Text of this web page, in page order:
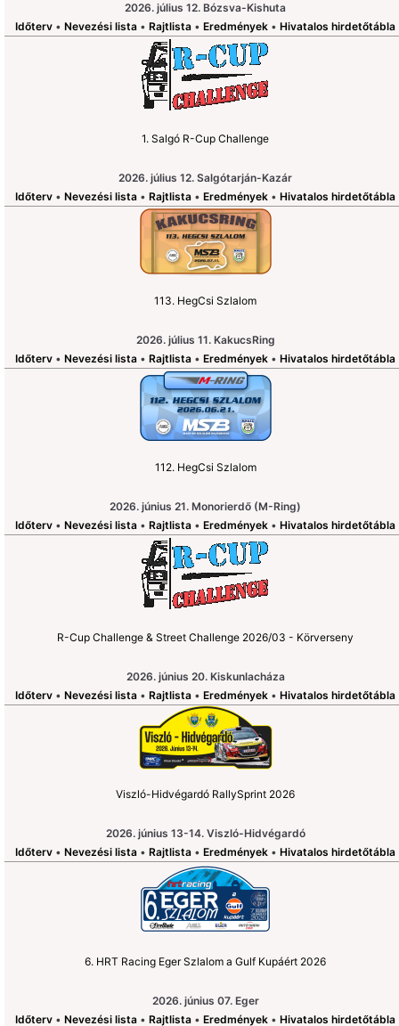
2026. július 12. Bózsva-Kishuta
Időterv • Nevezési lista • Rajtlista • Eredmények • Hivatalos hirdetőtábla
1. Salgó R-Cup Challenge
2026. július 12. Salgótarján-Kazár
Időterv • Nevezési lista • Rajtlista • Eredmények • Hivatalos hirdetőtábla
113. HegCsi Szlalom
2026. július 11. KakucsRing
Időterv • Nevezési lista • Rajtlista • Eredmények • Hivatalos hirdetőtábla
112. HegCsi Szlalom
2026. június 21. Monorierdő (M-Ring)
Időterv • Nevezési lista • Rajtlista • Eredmények • Hivatalos hirdetőtábla
R-Cup Challenge & Street Challenge 2026/03 - Körverseny
2026. június 20. Kiskunlacháza
Időterv • Nevezési lista • Rajtlista • Eredmények • Hivatalos hirdetőtábla
Viszló-Hidvégardó RallySprint 2026
2026. június 13-14. Viszló-Hidvégardó
Időterv • Nevezési lista • Rajtlista • Eredmények • Hivatalos hirdetőtábla
6. HRT Racing Eger Szlalom a Gulf Kupáért 2026
2026. június 07. Eger
Időterv • Nevezési lista • Rajtlista • Eredmények • Hivatalos hirdetőtábla